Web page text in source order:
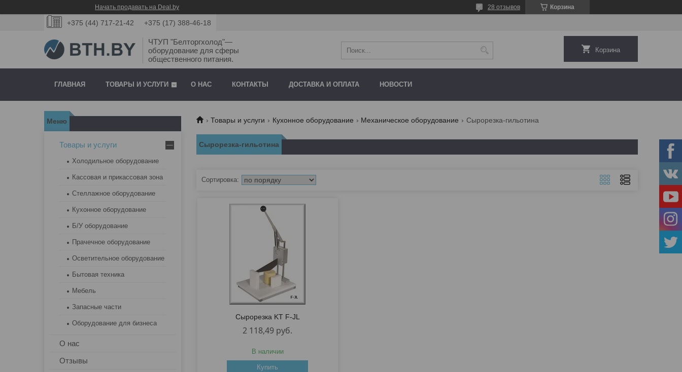
Начать продавать на Deal.by Корзина
28 отзывов
+375 (44) 717-21-42 +375 (17) 388-46-18
ЧТУП "Белторгхолод"—
оборудование для сферы
общественного питания.
Корзина
ГЛАВНАЯ ТОВАРЫ И УСЛУГИ О НАС КОНТАКТЫ ДОСТАВКА И ОПЛАТА НОВОСТИ
Товары и услуги Кухонное оборудование Механическое оборудование Сырорезка-гильотина
Сырорезка-гильотина
Сырорезка KT F-JL
2 118,49 руб.
В наличии
Купить
Товары и услуги
Холодильное оборудование
Кассовая и прикассовая зона
Стеллажное оборудование
Кухонное оборудование
Б/У оборудование
Прачечное оборудование
Осветительное оборудование
Бытовая техника
Мебель
Запасные части
Оборудование для бизнеса
О нас
Отзывы